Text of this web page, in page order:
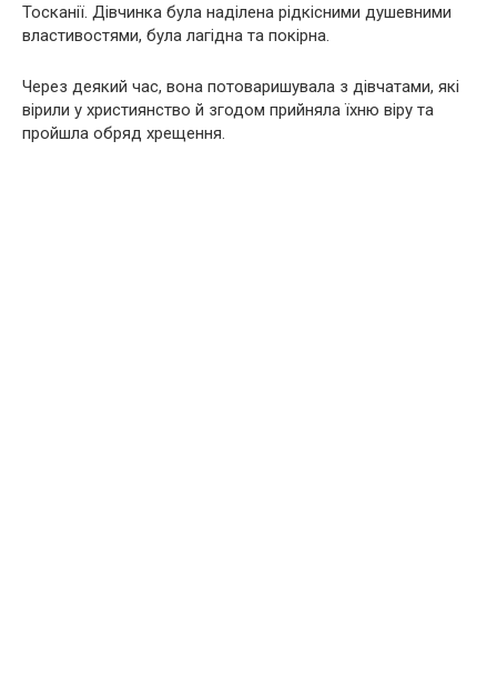
Тосканії. Дівчинка була наділена рідкісними душевними
властивостями, була лагідна та покірна.
Через деякий час, вона потоваришувала з дівчатами, які
вірили у християнство й згодом прийняла їхню віру та
пройшла обряд хрещення.